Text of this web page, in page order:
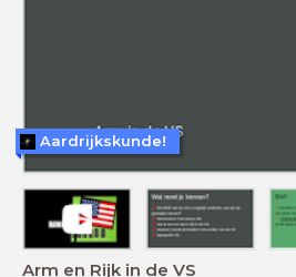
Arm en Rijk in de VS
Aardrijkskunde!